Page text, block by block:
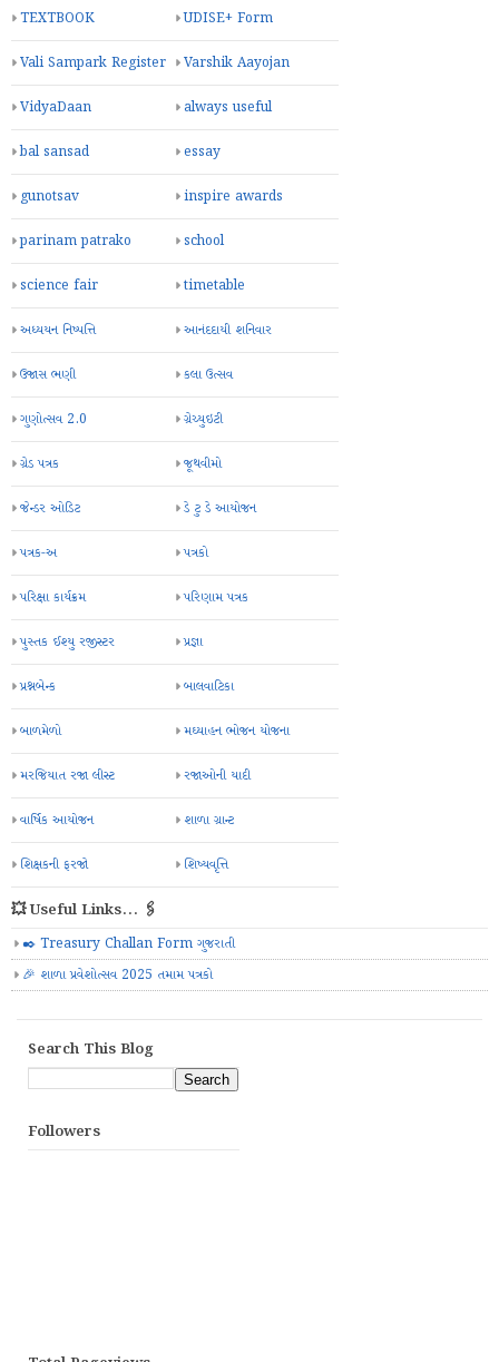
TEXTBOOK UDISE+ Form
Vali Sampark Register Varshik Aayojan
VidyaDaan always useful
bal sansad essay
gunotsav inspire awards
parinam patrako school
science fair timetable
અધ્યયન નિષ્પત્તિ આનંદદાયી શનિવાર
ઉજાસ ભણી કલા ઉત્સવ
ગુણોત્સવ 2.0 ગ્રેચ્યુઇટી
ગ્રેડ પત્રક જૂથવીમો
જેન્ડર ઓડિટ ડે ટુ ડે આયોજન
પત્રક-અ પત્રકો
પરિક્ષા કાર્યક્રમ પરિણામ પત્રક
પુસ્તક ઈશ્યુ રજીસ્ટર પ્રજ્ઞા
પ્રશ્નબેન્ક બાલવાટિકા
બાળમેળો મઘ્યાહન ભોજન યોજના
મરજિયાત રજા લીસ્ટ રજાઓની યાદી
વાર્ષિક આયોજન શાળા ગ્રાન્ટ
શિક્ષકની ફરજો શિષ્યવૃત્તિ
💥 Useful Links... 🖇️
✒️ Treasury Challan Form ગુજરાતી
🎉 શાળા પ્રવેશોત્સવ 2025 તમામ પત્રકો
Search This Blog
Followers